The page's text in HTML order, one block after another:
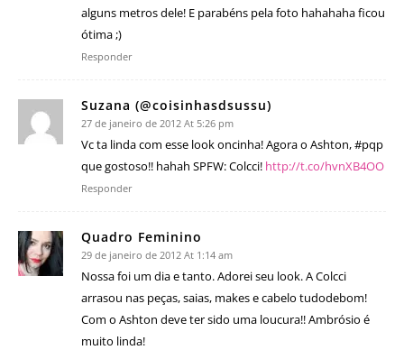
alguns metros dele! E parabéns pela foto hahahaha ficou
ótima ;)
Responder
Suzana (@coisinhasdsussu)
27 de janeiro de 2012 At 5:26 pm
Vc ta linda com esse look oncinha! Agora o Ashton, #pqp
que gostoso!! hahah SPFW: Colcci! http://t.co/hvnXB4OO
Responder
Quadro Feminino
29 de janeiro de 2012 At 1:14 am
Nossa foi um dia e tanto. Adorei seu look. A Colcci
arrasou nas peças, saias, makes e cabelo tudodebom!
Com o Ashton deve ter sido uma loucura!! Ambrósio é
muito linda!